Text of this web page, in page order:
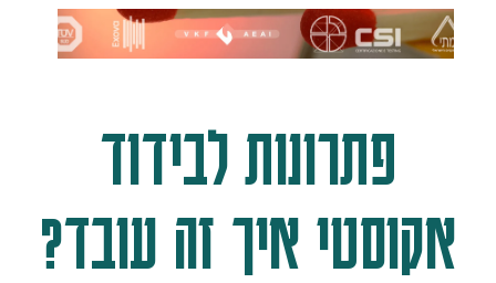
פתרונות לבידוד
אקוסטי איך זה עובד?